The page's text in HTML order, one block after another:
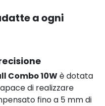
a ogni
Combo 10Wè dotata
di realizzare
fino a 5 mm di